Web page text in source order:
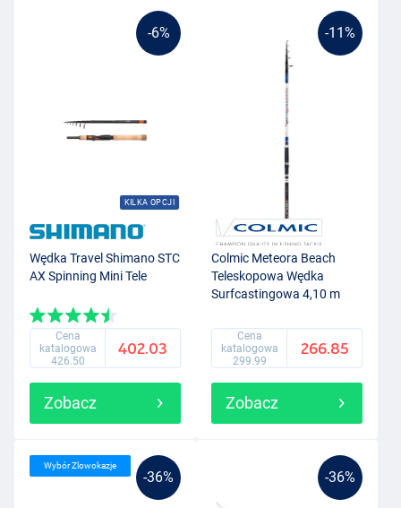
-6%
KILKA OPCJI
Wędka Travel Shimano STC
AX Spinning Mini Tele
Cena
katalogowa
426.50
402.03
Zobacz
-11%
Colmic Meteora Beach
Teleskopowa Wędka
Surfcastingowa 4,10 m
Cena
katalogowa
299.99
266.85
Zobacz
-36%
Wybór Zlowokazje
-36%